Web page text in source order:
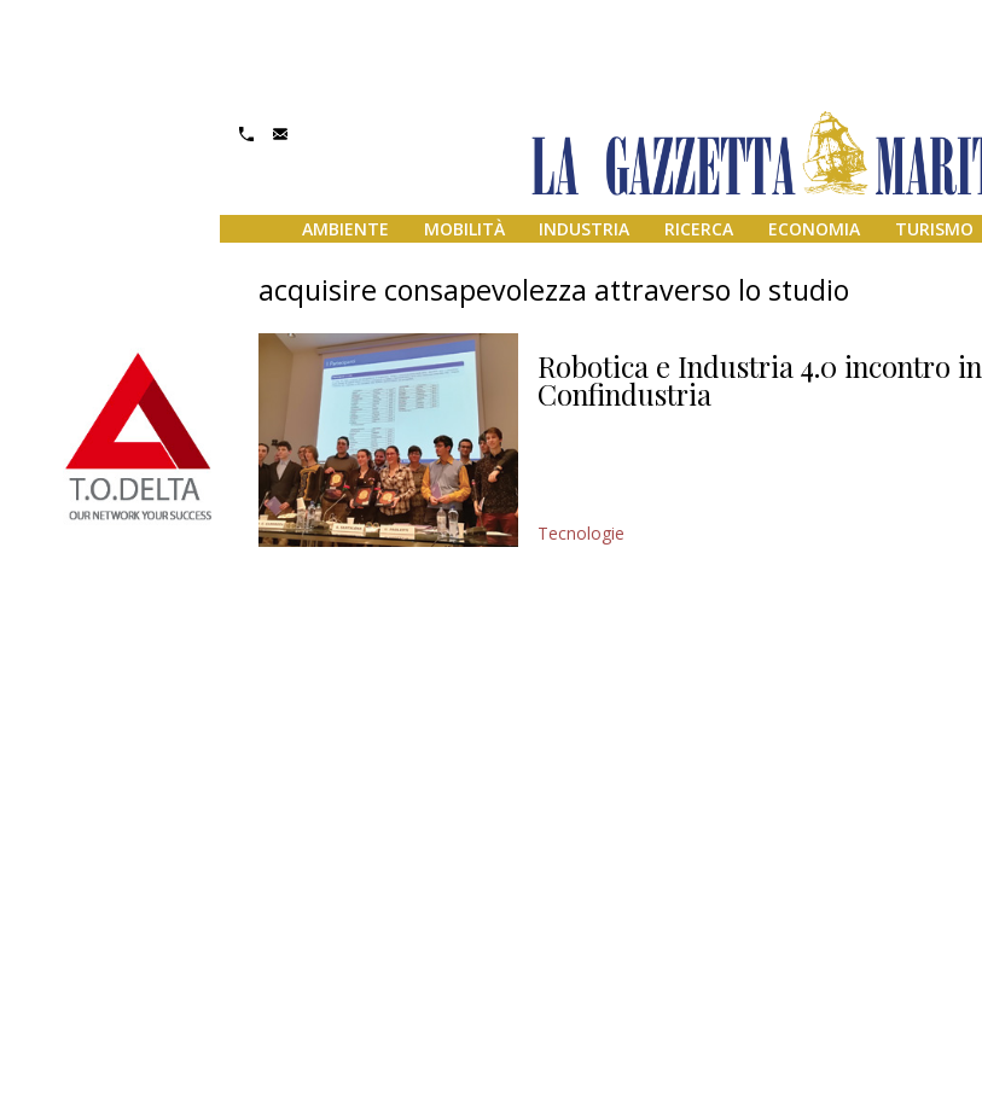
AMBIENTE MOBILITÀ INDUSTRIA RICERCA ECONOMIA TURISMO
acquisire consapevolezza attraverso lo studio
Robotica e Industria 4.0 incontro in
Confindustria
Tecnologie